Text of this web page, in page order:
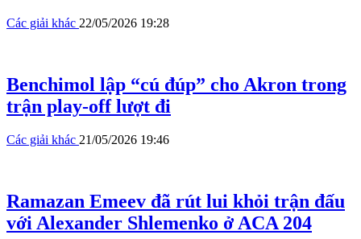
Các giải khác 22/05/2026 19:28
Benchimol lập “cú đúp” cho Akron trong
trận play-off lượt đi
Các giải khác 21/05/2026 19:46
Ramazan Emeev đã rút lui khỏi trận đấu
với Alexander Shlemenko ở ACA 204